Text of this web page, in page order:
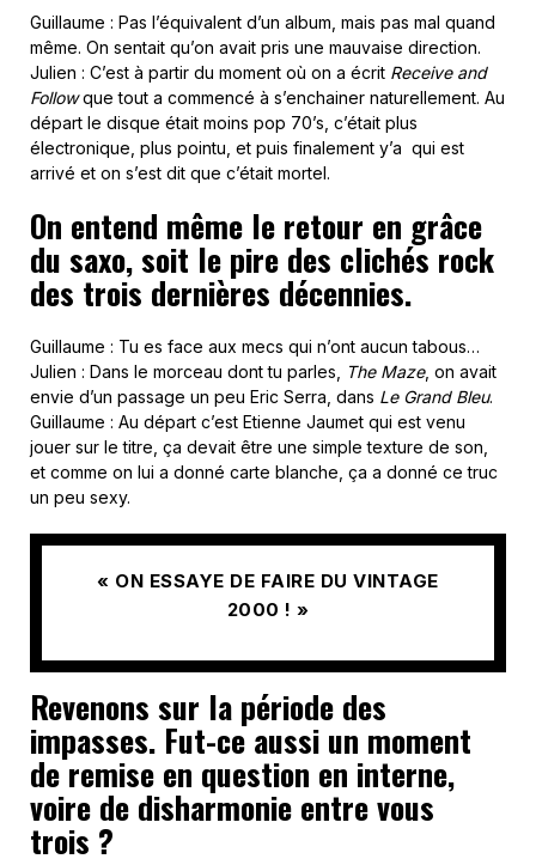
Guillaume : Pas l’équivalent d’un album, mais pas mal quand
même. On sentait qu’on avait pris une mauvaise direction.
Julien : C’est à partir du moment où on a écrit Receive and
Followque tout a commencé à s’enchainer naturellement. Au
départ le disque était moins pop 70’s, c’était plus
électronique, plus pointu, et puis finalement y’a qui est
arrivé et on s’est dit que c’était mortel.
On entend même le retour en grâce
du saxo, soit le pire des clichés rock
des trois dernières décennies.
Guillaume : Tu es face aux mecs qui n’ont aucun tabous…
Julien : Dans le morceau dont tu parles,
The Maze, on avait
envie d’un passage un peu Eric Serra, dans Le Grand Bleu.
Guillaume : Au départ c’est Etienne Jaumet qui est venu
jouer sur le titre, ça devait être une simple texture de son,
et comme on lui a donné carte blanche, ça a donné ce truc
un peu sexy.
« ON ESSAYE DE FAIRE DU VINTAGE
2000 ! »
Revenons sur la période des
impasses. Fut-ce aussi un moment
de remise en question en interne,
voire de disharmonie entre vous
trois ?